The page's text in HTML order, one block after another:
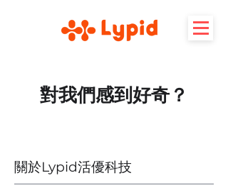
對我們感到好奇？
關於Lypid活優科技